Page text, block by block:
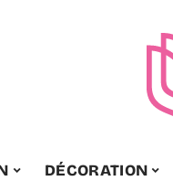
DÉCORATION